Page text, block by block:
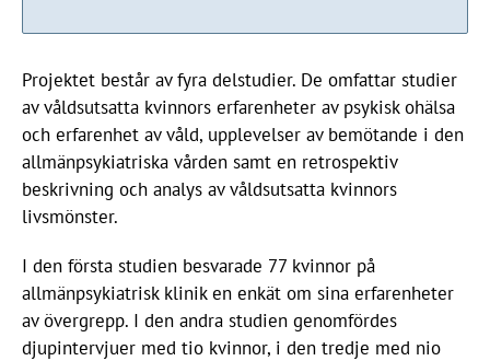
Projektet består av fyra delstudier. De omfattar studier
av våldsutsatta kvinnors erfarenheter av psykisk ohälsa
och erfarenhet av våld, upplevelser av bemötande i den
allmänpsykiatriska vården samt en retrospektiv
beskrivning och analys av våldsutsatta kvinnors
livsmönster.
I den första studien besvarade 77 kvinnor på
allmänpsykiatrisk klinik en enkät om sina erfarenheter
av övergrepp. I den andra studien genomfördes
djupintervjuer med tio kvinnor, i den tredje med nio